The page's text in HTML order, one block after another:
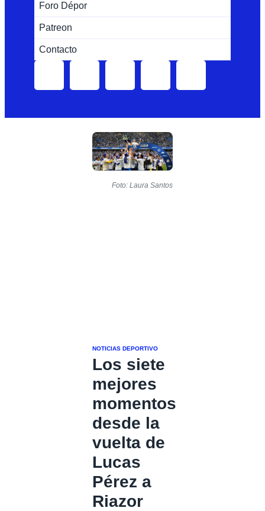
Foro Dépor
Patreon
Contacto
Foto: Laura Santos
NOTICIAS DEPORTIVO
Los siete
mejores
momentos
desde la
vuelta de
Lucas
Pérez a
Riazor